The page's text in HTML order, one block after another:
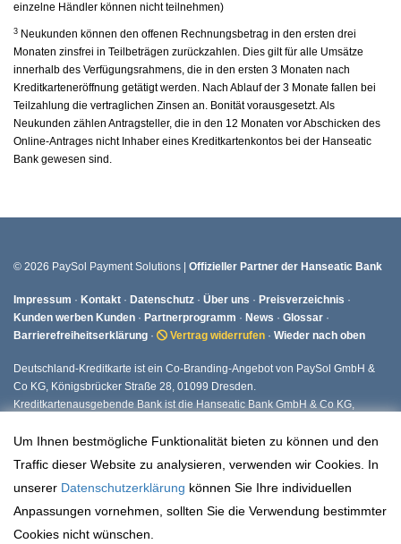
Um Ihnen bestmögliche Funktionalität bieten zu können und den
Traffic dieser Website zu analysieren, verwenden wir Cookies. In
unserer Datenschutzerklärung können Sie Ihre individuellen
Anpassungen vornehmen, sollten Sie die Verwendung bestimmter
Cookies nicht wünschen.
einzelne Händler können nicht teilnehmen)
3 Neukunden können den offenen Rechnungsbetrag in den ersten drei
Monaten zinsfrei in Teilbeträgen zurückzahlen. Dies gilt für alle Umsätze
innerhalb des Verfügungsrahmens, die in den ersten 3 Monaten nach
Kreditkarteneröffnung getätigt werden. Nach Ablauf der 3 Monate fallen bei
Teilzahlung die vertraglichen Zinsen an. Bonität vorausgesetzt. Als
Neukunden zählen Antragsteller, die in den 12 Monaten vor Abschicken des
Online-Antrages nicht Inhaber eines Kreditkartenkontos bei der Hanseatic
Bank gewesen sind.
© 2026 PaySol Payment Solutions | Offizieller Partner der Hanseatic Bank
Impressum · Kontakt · Datenschutz · Über uns · Preisverzeichnis ·
Kunden werben Kunden · Partnerprogramm · News · Glossar ·
Barrierefreiheitserklärung · Vertrag widerrufen · Wieder nach oben
Deutschland-Kreditkarte ist ein Co-Branding-Angebot von PaySol GmbH &
Co KG, Königsbrücker Straße 28, 01099 Dresden.
Kreditkartenausgebende Bank ist die Hanseatic Bank GmbH & Co KG,